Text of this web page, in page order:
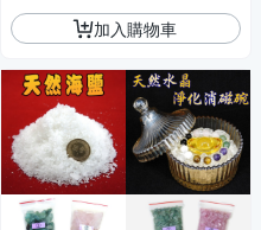
加入購物車